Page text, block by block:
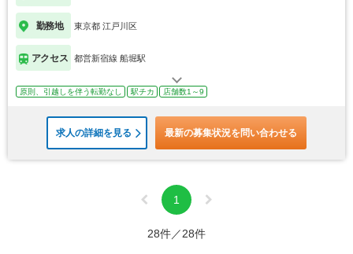
勤務地 東京都 江戸川区
アクセス 都営新宿線 船堀駅
原則、引越しを伴う転勤なし 駅チカ 店舗数1～9
求人の詳細を見る 最新の募集状況を問い合わせる
1
28件／28件